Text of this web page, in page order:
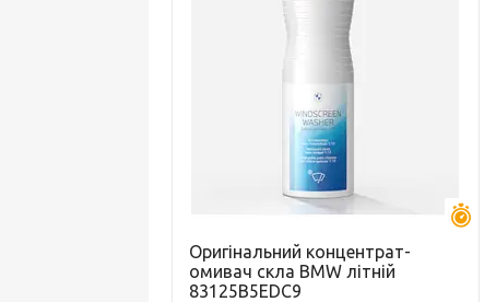
Оригінальний концентрат-
омивач скла BMW літній
83125B5EDC9